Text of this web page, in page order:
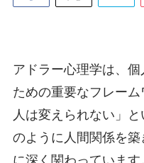
アドラー心理学は、
ための重要なフレー
人は変えられない」
のように人間関係を